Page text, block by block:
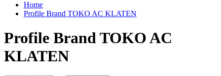
Home
Profile Brand TOKO AC KLATEN
Profile Brand TOKO AC
KLATEN